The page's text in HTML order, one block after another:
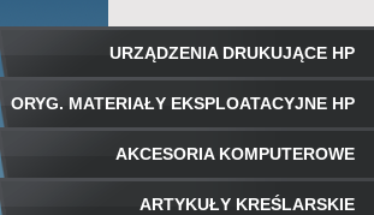
URZĄDZENIA DRUKUJĄCE HP
ORYG. MATERIAŁY EKSPLOATACYJNE HP
AKCESORIA KOMPUTEROWE
ARTYKUŁY KREŚLARSKIE